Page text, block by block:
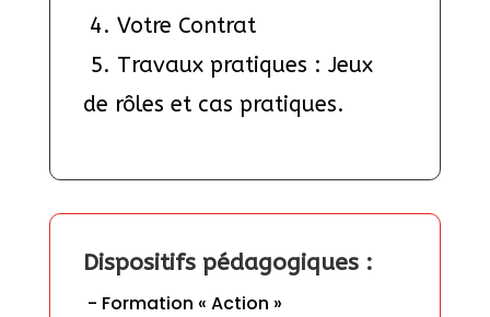
4. Votre Contrat
de rôles et cas pratiques.
Dispositifs pédagogiques :